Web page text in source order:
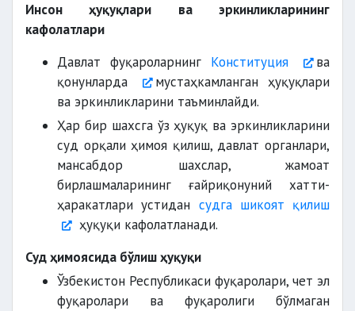
Инсон ҳуқуқлари ва эркинликларининг
кафолатлари
Давлат фуқароларнинг Конституция
ва
қонунларда
мустаҳкамланган ҳуқуқлари
ва эркинликларини таъминлайди.
Ҳар бир шахсга ўз ҳуқуқ ва эркинликларини
суд орқали ҳимоя қилиш, давлат органлари,
мансабдор шахслар, жамоат
бирлашмаларининг ғайриқонуний хатти-
ҳаракатлари устидан судга шикоят қилиш
ҳуқуқи кафолатланади.
Суд ҳимоясида бўлиш ҳуқуқи
Ўзбекистон Республикаси фуқаролари, чет эл
фуқаролари ва фуқаролиги бўлмаган